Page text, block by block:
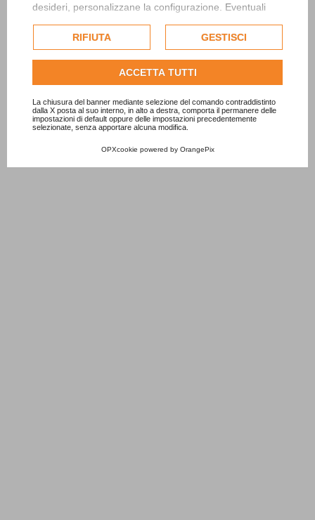
desideri, personalizzane la configurazione. Eventuali
esclusivamente previa acquisizione del consenso
dell'utente.
Consulta l'informativa cookie completa.
RIFIUTA GESTISCI
ACCETTA TUTTI
La chiusura del banner mediante selezione del comando contraddistinto
dalla X posta al suo interno, in alto a destra, comporta il permanere delle
impostazioni di default oppure delle impostazioni precedentemente
selezionate, senza apportare alcuna modifica.
OPXcookie powered by OrangePix